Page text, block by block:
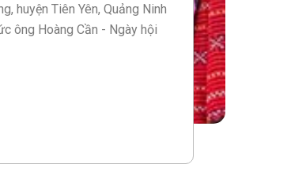
huyện Tiên Yên, Quảng Ninh
ông Hoàng Cần - Ngày hội